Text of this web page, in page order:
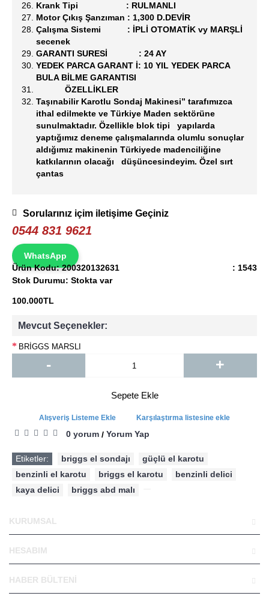
Krank Tipi : RULMANLI
Motor Çıkış Şanzıman : 1,300 D.DEVİR
Çalışma Sistemi : İPLİ OTOMATİK vy MARŞLİ
secenek
GARANTI SURESİ : 24 AY
YEDEK PARCA GARANT İ: 10 YIL YEDEK PARCA
BULA BİLME GARANTISI
ÖZELLİKLER
Taşınabilir Karotlu Sondaj Makinesi” tarafımızca
ithal edilmekte ve Türkiye Maden sektörüne
sunulmaktadır. Özellikle blok tipi yapılarda
yaptığımız deneme çalışmalarında olumlu sonuçlar
aldığımız makinenin Türkiyede madenciliğine
katkılarının olacağı düşüncesindeyim. Özel sırt
çantas
Sorularınız içim iletişime Geçiniz
0544 831 9621
WhatsApp
: 1543
Ürün Kodu:200320132631
Stok Durumu: Stokta var
100.000TL
Mevcut Seçenekler:
BRİGGS MARSLI
- +
Sepete Ekle
Alışveriş Listeme Ekle Karşılaştırma listesine ekle
0 yorum / Yorum Yap
Etiketler: briggs el sondajı güçlü el karotu
benzinli el karotu
briggs el karotu benzinli delici
kaya delici
briggs abd malı
KURUMSAL
HESABIM
HABER BÜLTENI